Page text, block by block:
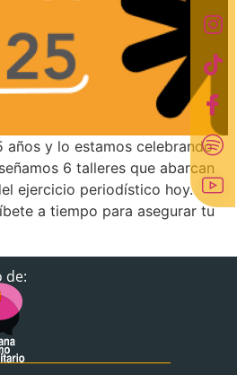
años y lo estamos celebrando
6 talleres que abarcan
ejercicio periodístico hoy.
a tiempo para asegurar tu
de: